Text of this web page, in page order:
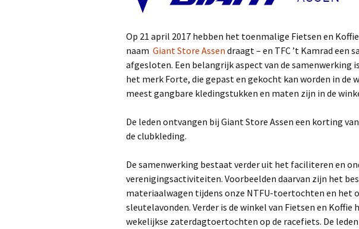
Vertrouwenscontactpersonen
Sponsors
Clubkleding
Veiligheid
Op 21 april 2017 hebben het toenmalige Fietsen en
naam Giant Store Assen draagt – en TFC ’t Kamrad een
afgesloten. Een belangrijk aspect van de samenwerking
het merk Forte, die gepast en gekocht kan worden in de
meest gangbare kledingstukken en maten zijn in de
De leden ontvangen bij Giant Store Assen een korting
de clubkleding.
De samenwerking bestaat verder uit het faciliteren en
verenigingsactiviteiten. Voorbeelden daarvan zijn het
materiaalwagen tijdens onze NTFU-toertochten en het
sleutelavonden. Verder is de winkel van Fietsen en
wekelijkse zaterdagtoertochten op de racefiets. De